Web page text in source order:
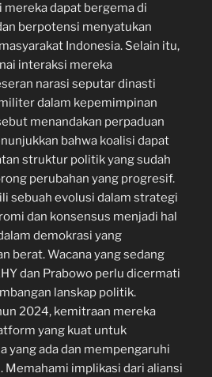
dapat bergema di
berpotensi menyatukan
Indonesia. Selain itu,
interaksi mereka
narasi seputar dinasti
dalam kepemimpinan
menandakan perpaduan
bahwa koalisi dapat
struktur politik yang sudah
perubahan yang progresif.
sebuah evolusi dalam strategi
dan konsensus menjadi hal
demokrasi yang
berat. Wacana yang sedang
dan Prabowo perlu dicermati
lanskap politik.
2024, kemitraan mereka
yang kuat untuk
yang ada dan mempengaruhi
Memahami implikasi dari aliansi